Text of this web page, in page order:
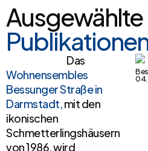
Ausgewählte
Das
Wohnensembles
Bessunger Straße in
Darmstadt, mit den
ikonischen
Schmetterlingshäusern
von 1986, wird